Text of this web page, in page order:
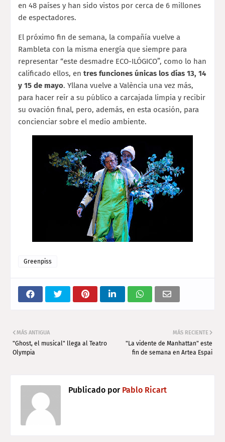
en 48 países y han sido vistos por cerca de 6 millones
de espectadores.
El próximo fin de semana, la compañía vuelve a
Rambleta con la misma energía que siempre para
representar “este desmadre ECO-ILÓGICO”, como lo han
calificado ellos, en tres funciones únicas los días 13, 14
y 15 de mayo. Yllana vuelve a València una vez más,
para hacer reír a su público a carcajada limpia y recibir
su ovación final, pero, además, en esta ocasión, para
concienciar sobre el medio ambiente.
Greenpiss
MÁS RECIENTE
"La vidente de Manhattan" este
fin de semana en Artea Espai
MÁS ANTIGUA
"Ghost, el musical" llega al Teatro
Olympia
Publicado porPablo Ricart